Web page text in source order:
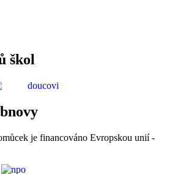
škol
je financováno Evropskou unií -